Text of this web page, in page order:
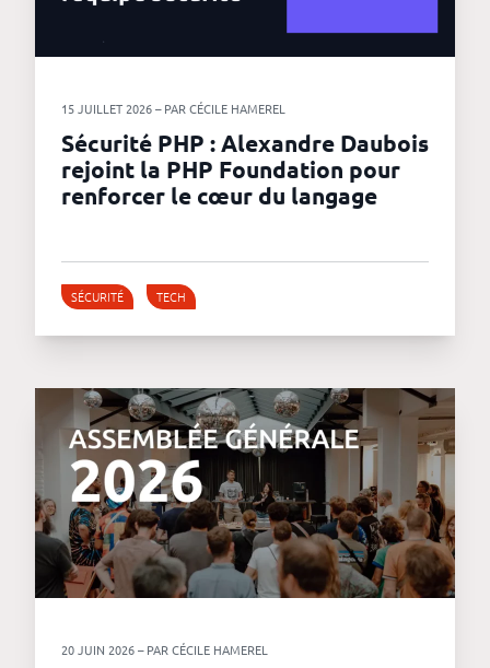
15 JUILLET 2026 – PAR CÉCILE HAMEREL
Sécurité PHP : Alexandre Daubois
rejoint la PHP Foundation pour
renforcer le cœur du langage
SÉCURITÉ TECH
20 JUIN 2026 – PAR CÉCILE HAMEREL